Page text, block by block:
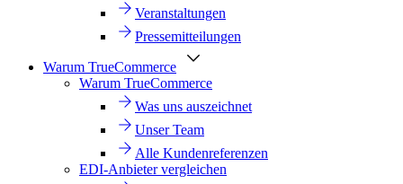
Veranstaltungen
Pressemitteilungen
Warum TrueCommerce
Warum TrueCommerce
Was uns auszeichnet
Unser Team
Alle Kundenreferenzen
EDI-Anbieter vergleichen